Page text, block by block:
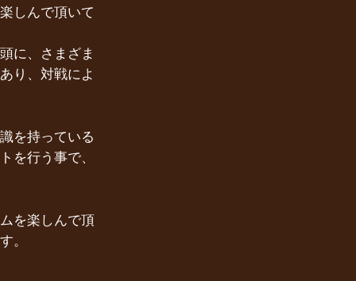
しんで頂いて
に、さまざま
り、対戦によ
を持っている
を行う事で、
を楽しんで頂
。